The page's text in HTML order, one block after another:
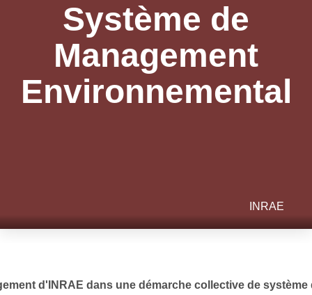
Système de
Management
Environnemental
INRAE
d'INRAE dans une démarche collective de système